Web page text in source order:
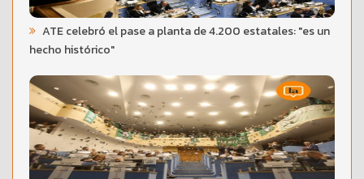
ATE celebró el pase a planta de 4.200 estatales: "es un
hecho histórico"